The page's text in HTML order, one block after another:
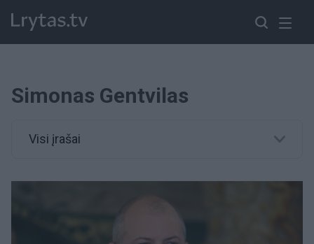
Simonas Gentvilas
Visi įrašai